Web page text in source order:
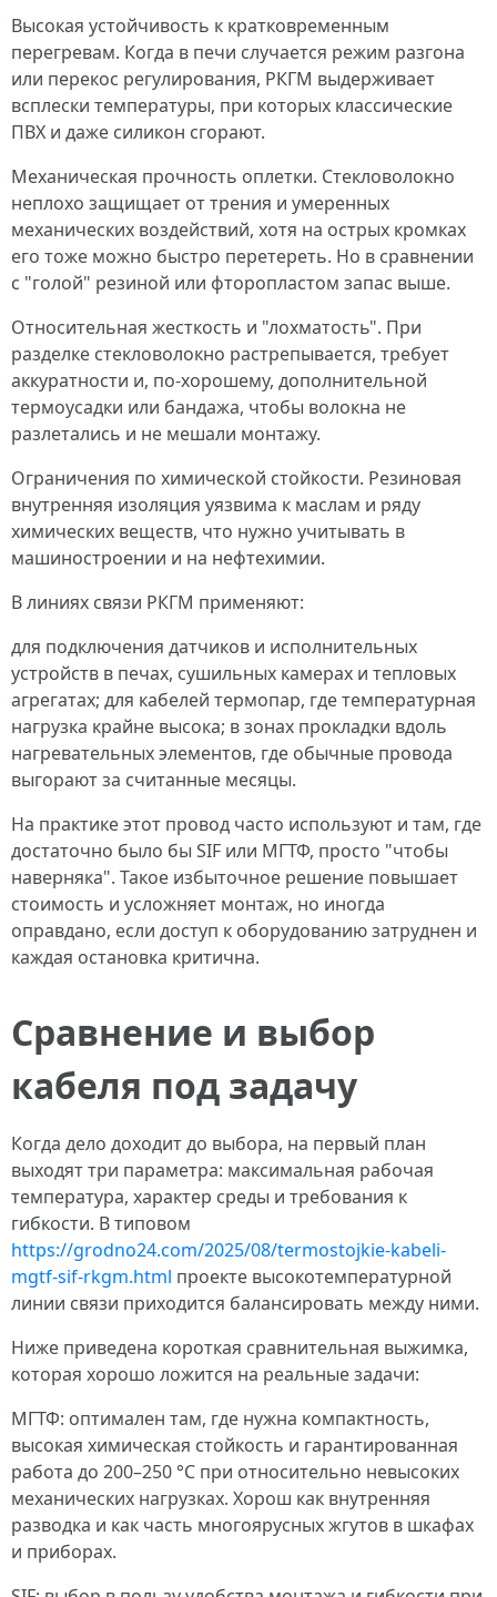
Высокая устойчивость к кратковременным
перегревам. Когда в печи случается режим разгона
или перекос регулирования, РКГМ выдерживает
всплески температуры, при которых классические
ПВХ и даже силикон сгорают.
Механическая прочность оплетки. Стекловолокно
неплохо защищает от трения и умеренных
механических воздействий, хотя на острых кромках
его тоже можно быстро перетереть. Но в сравнении
с "голой" резиной или фторопластом запас выше.
Относительная жесткость и "лохматость". При
разделке стекловолокно растрепывается, требует
аккуратности и, по-хорошему, дополнительной
термоусадки или бандажа, чтобы волокна не
разлетались и не мешали монтажу.
Ограничения по химической стойкости. Резиновая
внутренняя изоляция уязвима к маслам и ряду
химических веществ, что нужно учитывать в
машиностроении и на нефтехимии.
В линиях связи РКГМ применяют:
для подключения датчиков и исполнительных
устройств в печах, сушильных камерах и тепловых
агрегатах; для кабелей термопар, где температурная
нагрузка крайне высока; в зонах прокладки вдоль
нагревательных элементов, где обычные провода
выгорают за считанные месяцы.
На практике этот провод часто используют и там, где
достаточно было бы SIF или МГТФ, просто "чтобы
наверняка". Такое избыточное решение повышает
стоимость и усложняет монтаж, но иногда
оправдано, если доступ к оборудованию затруднен и
каждая остановка критична.
Сравнение и выбор
кабеля под задачу
Когда дело доходит до выбора, на первый план
выходят три параметра: максимальная рабочая
температура, характер среды и требования к
гибкости. В типовом
https://grodno24.com/2025/08/termostojkie-kabeli-
mgtf-sif-rkgm.html проекте высокотемпературной
линии связи приходится балансировать между ними.
Ниже приведена короткая сравнительная выжимка,
которая хорошо ложится на реальные задачи:
МГТФ: оптимален там, где нужна компактность,
высокая химическая стойкость и гарантированная
работа до 200–250 °C при относительно невысоких
механических нагрузках. Хорош как внутренняя
разводка и как часть многоярусных жгутов в шкафах
и приборах.